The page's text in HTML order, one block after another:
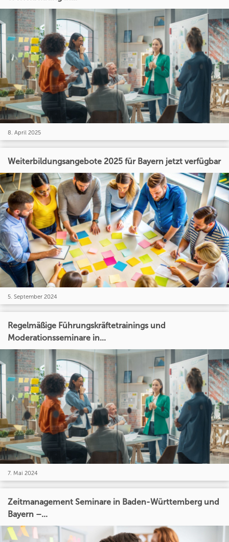
8. April 2025
Weiterbildungsangebote 2025 für Bayern jetzt verfügbar
5. September 2024
Regelmäßige Führungskräftetrainings und
Moderationsseminare in...
7. Mai 2024
Zeitmanagement Seminare in Baden-Württemberg und
Bayern –...